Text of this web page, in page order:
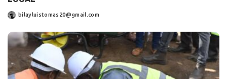
bilayluistomas20@gmail.com